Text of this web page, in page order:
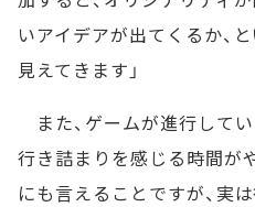
いアイデアが出てくるか、
見えてきます」
また、ゲームが進行して
行き詰まりを感じる時間が
にも言えることですが、実